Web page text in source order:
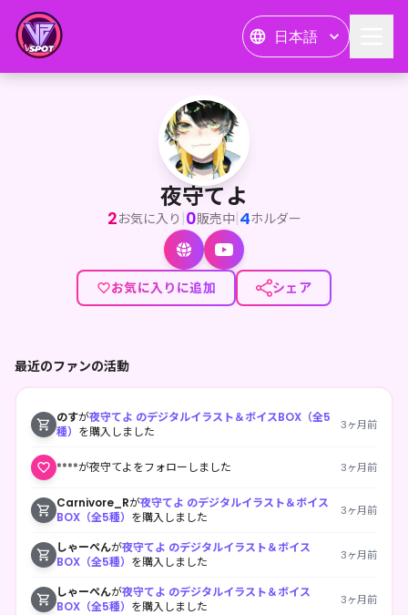
日本語
夜守てよ
<p>初めまして！墓守小屋からこんばんは、墓守でアンデッ
夜守てよ
2お気に入り |0販売中|4ホルダー
お気に入りに追加 シェア
最近のファンの活動
のすが夜守てよ のデジタルイラスト＆ボイスBOX（全5
種） を購入しました 3ヶ月前
****が夜守てよをフォローしました 3ヶ月前
Carnivore_Rが夜守てよ のデジタルイラスト＆ボイス
BOX（全5種） を購入しました 3ヶ月前
しゃーぺんが夜守てよ のデジタルイラスト＆ボイス
BOX（全5種） を購入しました 3ヶ月前
しゃーぺんが夜守てよ のデジタルイラスト＆ボイス
BOX（全5種） を購入しました 3ヶ月前